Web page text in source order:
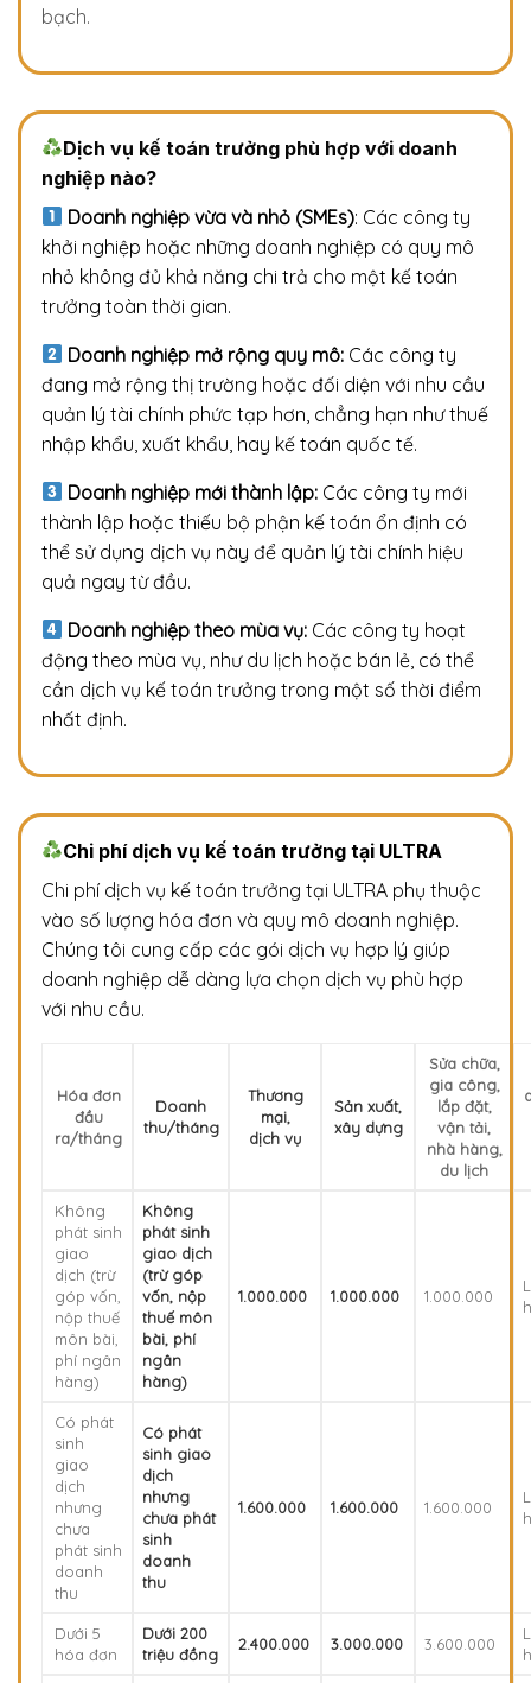
bạch.
Dịch vụ kế toán trưởng phù hợp với doanh
nghiệp nào?
Doanh nghiệp vừa và nhỏ (SMEs): Các công ty
khởi nghiệp hoặc những doanh nghiệp có quy mô
nhỏ không đủ khả năng chi trả cho một kế toán
trưởng toàn thời gian.
Doanh nghiệp mở rộng quy mô: Các công ty
đang mở rộng thị trường hoặc đối diện với nhu cầu
quản lý tài chính phức tạp hơn, chẳng hạn như thuế
nhập khẩu, xuất khẩu, hay kế toán quốc tế.
Doanh nghiệp mới thành lập: Các công ty mới
thành lập hoặc thiếu bộ phận kế toán ổn định có
thể sử dụng dịch vụ này để quản lý tài chính hiệu
quả ngay từ đầu.
Doanh nghiệp theo mùa vụ: Các công ty hoạt
động theo mùa vụ, như du lịch hoặc bán lẻ, có thể
cần dịch vụ kế toán trưởng trong một số thời điểm
nhất định.
Chi phí dịch vụ kế toán trưởng tại ULTRA
Chi phí dịch vụ kế toán trưởng tại ULTRA phụ thuộc
vào số lượng hóa đơn và quy mô doanh nghiệp.
Chúng tôi cung cấp các gói dịch vụ hợp lý giúp
doanh nghiệp dễ dàng lựa chọn dịch vụ phù hợp
với nhu cầu.
Hóa đơn
đầu
ra/tháng
Doanh
thu/tháng
Thương
mại,
dịch vụ
Sản xuất,
xây dựng
Sửa chữa,
gia công,
lắp đặt,
vận tải,
nhà hàng,
du lịch
Không
phát sinh
giao
dịch (trừ
góp vốn,
nộp thuế
môn bài,
phí ngân
hàng)
Không
phát sinh
giao dịch
(trừ góp
vốn, nộp
thuế môn
bài, phí
ngân
hàng)
1.000.000 1.000.000 1.000.000
Có phát
sinh
giao
dịch
nhưng
chưa
phát sinh
doanh
thu
Có phát
sinh giao
dịch
nhưng
chưa phát
sinh
doanh
thu
1.600.000 1.600.000 1.600.000
Dưới 5
hóa đơn
Dưới 200
triệu đồng
2.400.000 3.000.000 3.600.000